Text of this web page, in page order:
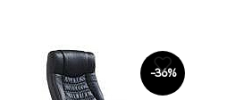
-36%